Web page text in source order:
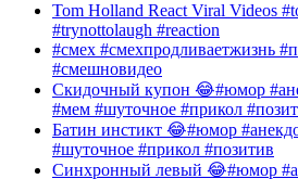
Tom Holland React Viral Videos
#trynottolaugh #reaction
#смех #смехпродливаетжизнь
#смешновидео
Скидочный купон 😂#юмор
#мем #шуточное #прикол
Батин инстикт 😂#юмор
#шуточное #прикол #позитив
Синхронный левый 😂#юмор